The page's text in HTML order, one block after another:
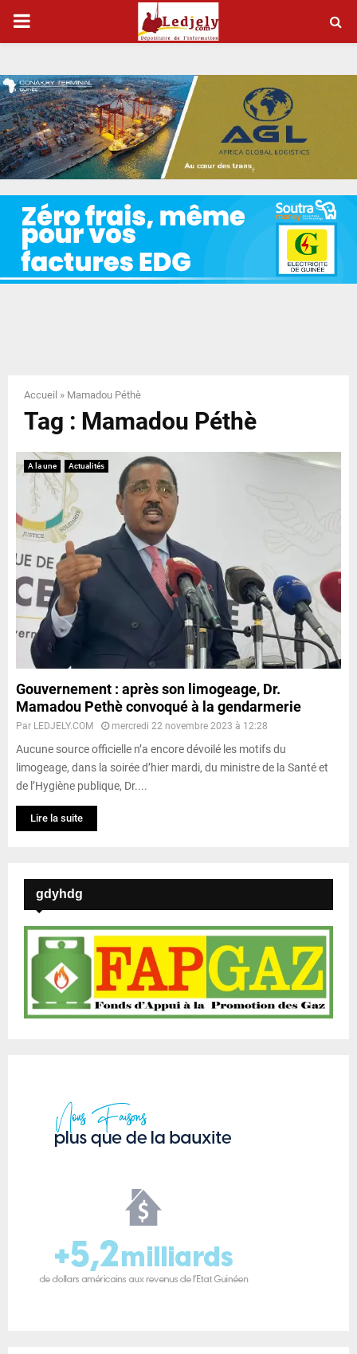
P
I
M
A
Y
N
U
Accueil » Mamadou Péthè
Tag : Mamadou Péthè
A la une Actualités
Gouvernement : après son limogeage, Dr.
Mamadou Pethè convoqué à la gendarmerie
Par LEDJELY.COM mercredi 22 novembre 2023 à 12:28
Aucune source officielle n’a encore dévoilé les motifs du
limogeage, dans la soirée d’hier mardi, du ministre de la Santé et
de l’Hygiène publique, Dr....
Lire la suite
gdyhdg